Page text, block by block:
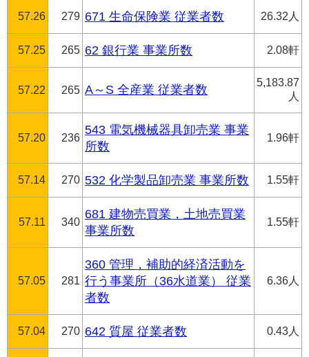
57.26 279 671 生命保険業 従業者数 26.32人
57.25 265 62 銀行業 事業所数 2.08軒
57.22 265 A～S 全産業 従業者数
5,183.87
人
57.20 236
543 電気機械器具卸売業 事業
所数
1.96軒
57.14 270 532 化学製品卸売業 事業所数 1.55軒
57.11 340
681 建物売買業，土地売買業
事業所数
1.55軒
57.05 281
360 管理，補助的経済活動を
行う事業所（36水道業） 従業
者数
6.36人
57.04 270 642 質屋 従業者数 0.43人